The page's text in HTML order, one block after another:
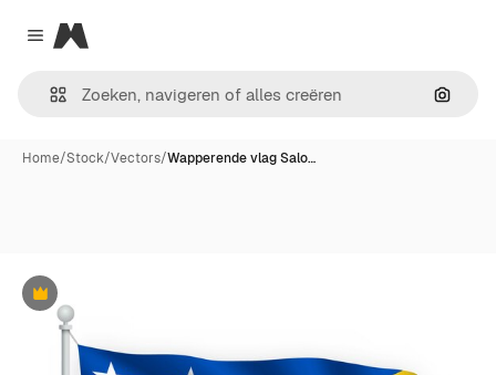
Close menu
Magnific
Home/Stock/Vectors/Wapperende vlag Salo…
Premium